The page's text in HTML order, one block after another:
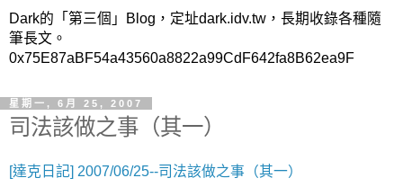
Dark的「第三個」Blog，定址dark.idv.tw，長期收錄各種隨
筆長文。
0x75E87aBF54a43560a8822a99CdF642fa8B62ea9F
星期一, 6月 25, 2007
司法該做之事（其一）
[達克日記] 2007/06/25--司法該做之事（其一）